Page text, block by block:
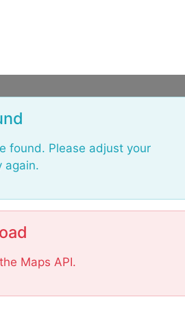
found. Please adjust your
again.
Maps API.